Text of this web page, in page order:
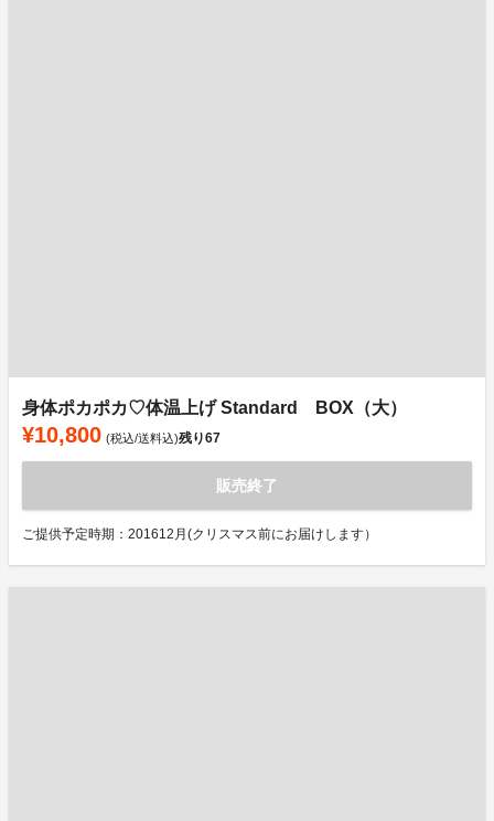
身体ポカポカ♡体温上げ Standard BOX（大）
¥10,800 (税込/送料込)残り67
販売終了
ご提供予定時期：201612月(クリスマス前にお届けします）